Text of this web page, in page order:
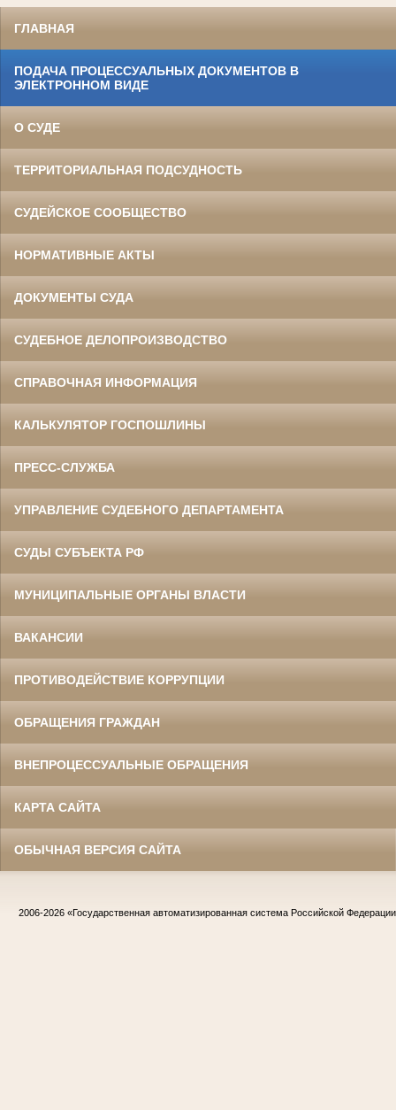
ГЛАВНАЯ
ПОДАЧА ПРОЦЕССУАЛЬНЫХ ДОКУМЕНТОВ В
ЭЛЕКТРОННОМ ВИДЕ
О СУДЕ
ТЕРРИТОРИАЛЬНАЯ ПОДСУДНОСТЬ
СУДЕЙСКОЕ СООБЩЕСТВО
НОРМАТИВНЫЕ АКТЫ
ДОКУМЕНТЫ СУДА
СУДЕБНОЕ ДЕЛОПРОИЗВОДСТВО
СПРАВОЧНАЯ ИНФОРМАЦИЯ
КАЛЬКУЛЯТОР ГОСПОШЛИНЫ
ПРЕСС-СЛУЖБА
УПРАВЛЕНИЕ СУДЕБНОГО ДЕПАРТАМЕНТА
СУДЫ СУБЪЕКТА РФ
МУНИЦИПАЛЬНЫЕ ОРГАНЫ ВЛАСТИ
ВАКАНСИИ
ПРОТИВОДЕЙСТВИЕ КОРРУПЦИИ
ОБРАЩЕНИЯ ГРАЖДАН
ВНЕПРОЦЕССУАЛЬНЫЕ ОБРАЩЕНИЯ
КАРТА САЙТА
ОБЫЧНАЯ ВЕРСИЯ САЙТА
2006-2026 «Государственная автоматизированная система Российской